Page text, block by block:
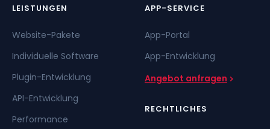
LEISTUNGEN
Website-Pakete
Individuelle Software
Plugin-Entwicklung
API-Entwicklung
Performance
APP-SERVICE
App-Portal
App-Entwicklung
Angebot anfragen
RECHTLICHES